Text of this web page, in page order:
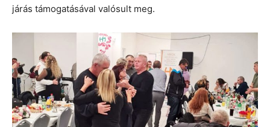
járás támogatásával valósult meg.